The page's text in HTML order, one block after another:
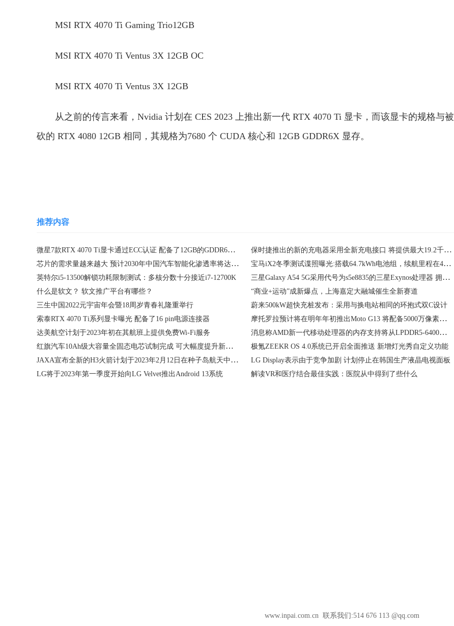
MSI RTX 4070 Ti Gaming Trio12GB
MSI RTX 4070 Ti Ventus 3X 12GB OC
MSI RTX 4070 Ti Ventus 3X 12GB
从之前的传言来看，Nvidia 计划在 CES 2023 上推出新一代 RTX 4070 Ti 显卡，而该显卡的规格与被
砍的 RTX 4080 12GB 相同，其规格为7680 个 CUDA 核心和 12GB GDDR6X 显存。
推荐内容
微星7款RTX 4070 Ti显卡通过ECC认证 配备了12GB的GDDR6X显存
保时捷推出的新的充电器采用全新充电接口 将提供最大19.2千瓦的充电功率
芯片的需求量越来越大 预计2030年中国汽车智能化渗透率将达70%
宝马iX2冬季测试谍照曝光:搭载64.7kWh电池组，续航里程在410-435公里之间
英特尔i5-13500解锁功耗限制测试：多核分数十分接近i7-12700K 三星Galaxy A54 5G采用代号为s5e8835的三星Exynos处理器 拥有6GB内存
什么是软文？ 软文推广平台有哪些？
“商业+运动”成新爆点，上海嘉定大融城催生全新赛道
三生中国2022元宇宙年会暨18周岁青春礼隆重举行
蔚来500kW超快充桩发布：采用与换电站相同的环抱式双C设计
索泰RTX 4070 Ti系列显卡曝光 配备了16 pin电源连接器
摩托罗拉预计将在明年年初推出Moto G13 将配备5000万像素的双后置摄像头
达美航空计划于2023年初在其航班上提供免费Wi-Fi服务
消息称AMD新一代移动处理器的内存支持将从LPDDR5-6400提升到LPDDR5X-7500
红旗汽车10Ah级大容量全固态电芯试制完成 可大幅度提升新能源汽车电池安全性
极氪ZEEKR OS 4.0系统已开启全面推送 新增灯光秀自定义功能
JAXA宣布全新的H3火箭计划于2023年2月12日在种子岛航天中心首飞
LG Display表示由于竞争加剧 计划停止在韩国生产液晶电视面板
LG将于2023年第一季度开始向LG Velvet推出Android 13系统
解读VR和医疗结合最佳实践：医院从中得到了些什么
www.inpai.com.cn 联系我们:514 676 113 @qq.com